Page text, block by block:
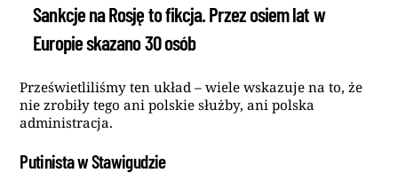
Sankcje na Rosję to fikcja. Przez osiem lat w
Europie skazano 30 osób
Prześwietliliśmy ten układ – wiele wskazuje na to, że
nie zrobiły tego ani polskie służby, ani polska
administracja.
Putinista w Stawigudzie